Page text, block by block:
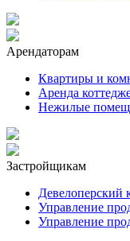
Арендаторам
Квартиры и
Аренда
Нежилые
Застройщикам
Девелоперский
Управление
Управление